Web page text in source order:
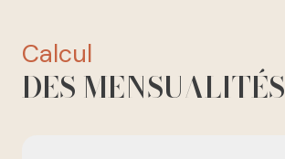
calcul
DES MENSUALITÉS